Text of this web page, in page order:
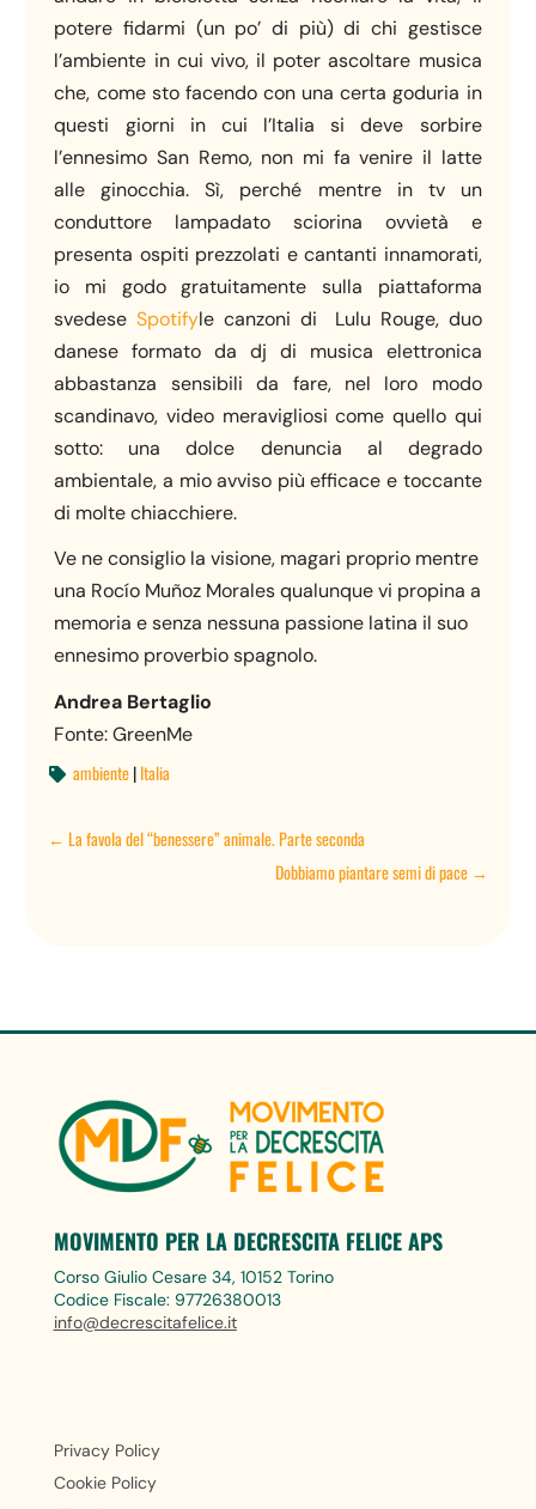
potere fidarmi (un po’ di più) di chi gestisce
l’ambiente in cui vivo, il poter ascoltare musica
che, come sto facendo con una certa goduria in
questi giorni in cui l’Italia si deve sorbire
l’ennesimo San Remo, non mi fa venire il latte
alle ginocchia. Sì, perché mentre in tv un
conduttore lampadato sciorina ovvietà e
presenta ospiti prezzolati e cantanti innamorati,
io mi godo gratuitamente sulla piattaforma
svedeseSpotifyle canzoni di Lulu Rouge, duo
danese formato da dj di musica elettronica
abbastanza sensibili da fare, nel loro modo
scandinavo, video meravigliosi come quello qui
sotto: una dolce denuncia al degrado
ambientale, a mio avviso più efficace e toccante
di molte chiacchiere.
Ve ne consiglio la visione, magari proprio mentre
una Rocío Muñoz Morales qualunque vi propina a
memoria e senza nessuna passione latina il suo
ennesimo proverbio spagnolo.
Andrea Bertaglio
Fonte: GreenMe
 ambiente|Italia
←La favola del “benessere” animale. Parte seconda
Dobbiamo piantare semi di pace→
MOVIMENTO PER LA DECRESCITA FELICE APS
Corso Giulio Cesare 34, 10152 Torino
Codice Fiscale: 97726380013
info@decrescitafelice.it
Privacy Policy
Cookie Policy